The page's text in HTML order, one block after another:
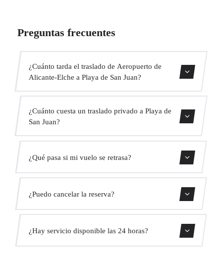
Preguntas frecuentes
¿Cuánto tarda el traslado de Aeropuerto de
Alicante-Elche a Playa de San Juan?
¿Cuánto cuesta un traslado privado a Playa de
San Juan?
Usa nuestro formulario de reserva para obtener un precio
fijo al instante. Sin cargos ocultos.
¿Qué pasa si mi vuelo se retrasa?
conductor ajustará automáticamente la hora de recogida
sin coste adicional.
¿Puedo cancelar la reserva?
recogida.
¿Hay servicio disponible las 24 horas?